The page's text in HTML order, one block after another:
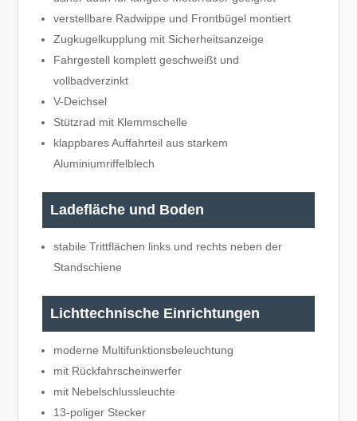
verstellbare Radwippe und Frontbügel montiert
Zugkugelkupplung mit Sicherheitsanzeige
Fahrgestell komplett geschweißt und
vollbadverzinkt
V-Deichsel
Stützrad mit Klemmschelle
klappbares Auffahrteil aus starkem
Aluminiumriffelblech
Ladefläche und Boden
stabile Trittflächen links und rechts neben der
Standschiene
Lichttechnische Einrichtungen
moderne Multifunktionsbeleuchtung
mit Rückfahrscheinwerfer
mit Nebelschlussleuchte
13-poliger Stecker